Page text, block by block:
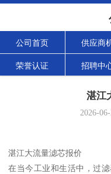
公司首页 供应商
荣誉认证 招聘中
湛江
2026-
湛江大流量滤芯报价
在当今工业和生活中，过